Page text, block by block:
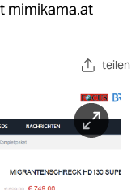
mimikama.at
teilen